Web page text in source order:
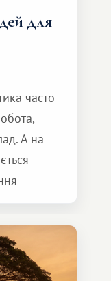
для
часто
А на
щось